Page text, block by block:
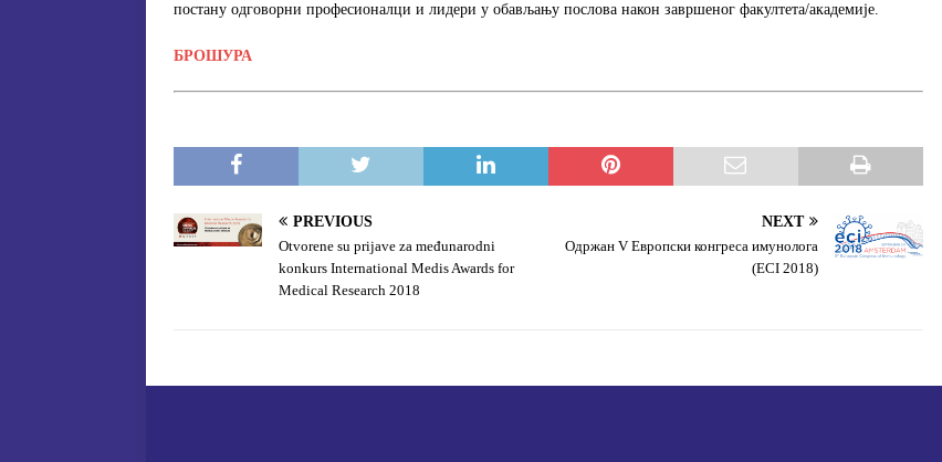
постану одговорни професионалци и лидери у обављању послова након завршеног факултета/академије.
БРОШУРА
PREVIOUS
Otvorene su prijave za međunarodni
konkurs International Medis Awards for
Medical Research 2018
NEXT
Одржан V Европски конгреса имунолога
(ЕCI 2018)